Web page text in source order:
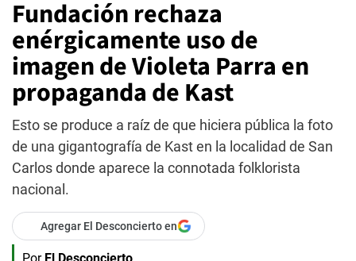
Fundación rechaza
enérgicamente uso de
imagen de Violeta Parra en
propaganda de Kast
Esto se produce a raíz de que hiciera pública la foto
de una gigantografía de Kast en la localidad de San
Carlos donde aparece la connotada folklorista
nacional.
Agregar El Desconcierto en